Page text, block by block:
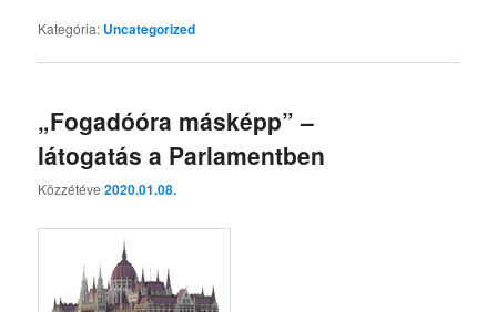
Kategória: Uncategorized
„Fogadóóra másképp” –
látogatás a Parlamentben
Közzétéve2020.01.08.